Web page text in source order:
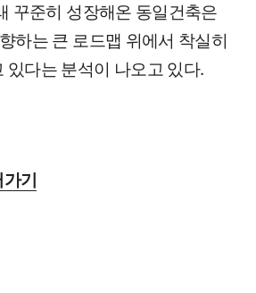
꾸준히 성장해온 동일건축은
하는 큰 로드맵 위에서 착실히
있다는 분석이 나오고 있다.
기